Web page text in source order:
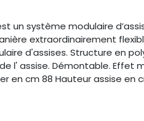
un système modulaire
extraordinairement
d'assises. Structure en
l' assise. Démontable. Effet
en cm 88 Hauteur assise en